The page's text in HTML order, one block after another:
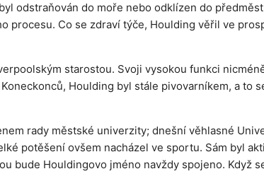
odstraňován do moře nebo odklízen do
procesu. Co se zdraví týče, Houlding věřil ve
starostou. Svoji vysokou funkci
Houlding byl stále pivovarníkem, a to
rady městské univerzity; dnešní věhlasné
potěšení ovšem nacházel ve sportu. Sám byl
bude Houldingovo jméno navždy spojeno. Když